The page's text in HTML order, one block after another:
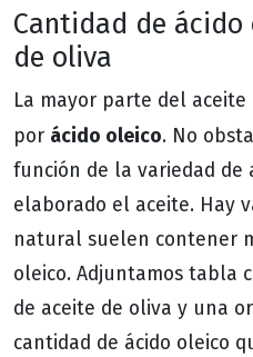
Cantidad de
de oliva
La mayor parte del
por ácido oleico. No
función de la variedad de
elaborado el aceite. Hay
natural suelen contener
oleico. Adjuntamos tabla
de aceite de oliva y una
cantidad de ácido oleico